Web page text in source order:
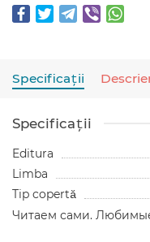
Specificaţii
Specificaţii
Editura
Limba
Tip copertă
Читаем сами. Любимые